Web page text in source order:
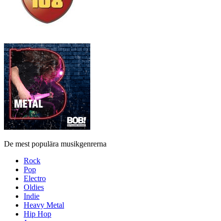
De mest populära musikgenrerna
Rock
Pop
Electro
Oldies
Indie
Heavy Metal
Hip Hop